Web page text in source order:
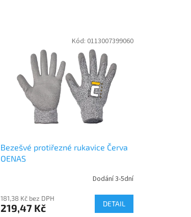
Bezešvé protiřezné rukavice Červa
OENAS
Dodání 3-5dní
181,38 Kč bez DPH
219,47 Kč DETAIL
Kód: 0113007399060